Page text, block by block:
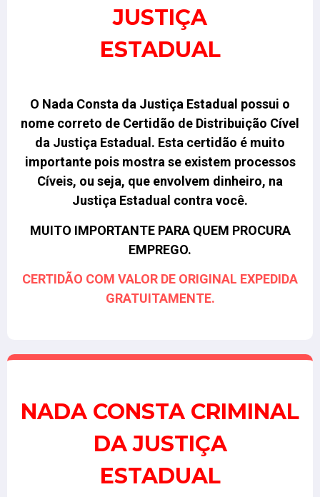
JUSTIÇA
ESTADUAL
O Nada Consta da Justiça Estadual possui o
nome correto de Certidão de Distribuição Cível
da Justiça Estadual. Esta certidão é muito
importante pois mostra se existem processos
Cíveis, ou seja, que envolvem dinheiro, na
Justiça Estadual contra você.
MUITO IMPORTANTE PARA QUEM PROCURA
EMPREGO.
CERTIDÃO COM VALOR DE ORIGINAL EXPEDIDA
GRATUITAMENTE.
NADA CONSTA CRIMINAL
DA JUSTIÇA
ESTADUAL